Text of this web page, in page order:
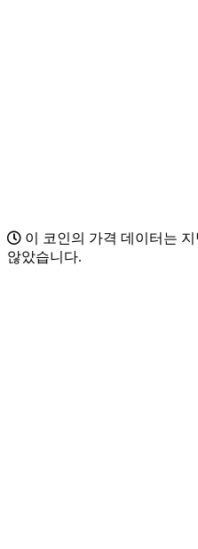
이 코인의 가격 데이터는
않았습니다.